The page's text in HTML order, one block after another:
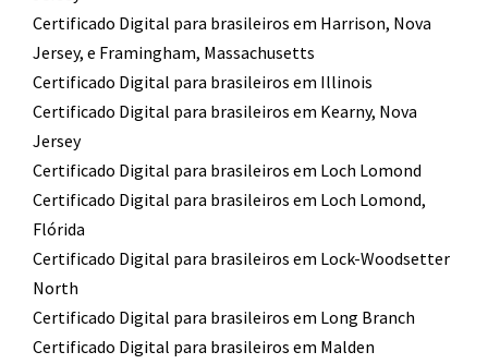
Certificado Digital para brasileiros em Harrison, Nova
Jersey, e Framingham, Massachusetts
Certificado Digital para brasileiros em Illinois
Certificado Digital para brasileiros em Kearny, Nova
Jersey
Certificado Digital para brasileiros em Loch Lomond
Certificado Digital para brasileiros em Loch Lomond,
Flórida
Certificado Digital para brasileiros em Lock-Woodsetter
North
Certificado Digital para brasileiros em Long Branch
Certificado Digital para brasileiros em Malden